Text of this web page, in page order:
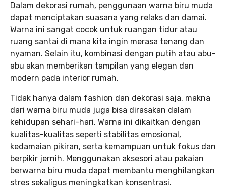
Dalam dekorasi rumah, penggunaan warna biru muda
dapat menciptakan suasana yang relaks dan damai.
Warna ini sangat cocok untuk ruangan tidur atau
ruang santai di mana kita ingin merasa tenang dan
nyaman. Selain itu, kombinasi dengan putih atau abu-
abu akan memberikan tampilan yang elegan dan
modern pada interior rumah.
Tidak hanya dalam fashion dan dekorasi saja, makna
dari warna biru muda juga bisa dirasakan dalam
kehidupan sehari-hari. Warna ini dikaitkan dengan
kualitas-kualitas seperti stabilitas emosional,
kedamaian pikiran, serta kemampuan untuk fokus dan
berpikir jernih. Menggunakan aksesori atau pakaian
berwarna biru muda dapat membantu menghilangkan
stres sekaligus meningkatkan konsentrasi.